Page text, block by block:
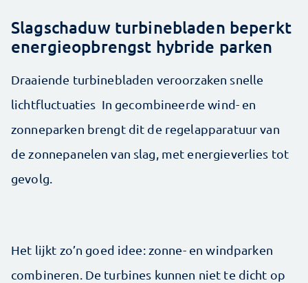
Slagschaduw turbinebladen beperkt
energieopbrengst hybride parken
Draaiende turbinebladen veroorzaken snelle
lichtfluctuaties In gecombineerde wind- en
zonneparken brengt dit de regelapparatuur van
de zonnepanelen van slag, met energieverlies tot
gevolg.
Het lijkt zo’n goed idee: zonne- en windparken
combineren. De turbines kunnen niet te dicht op